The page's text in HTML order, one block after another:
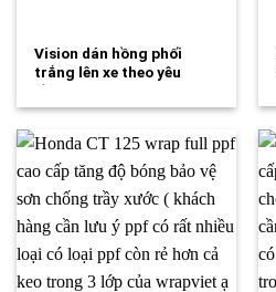
Vision dán hồng phối
trắng lên xe theo yêu
cầu…